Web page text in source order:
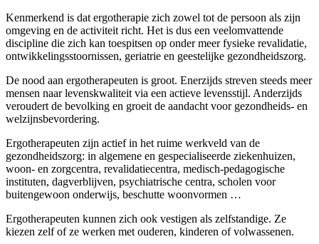
Kenmerkend is dat ergotherapie zich zowel tot de persoon als zijn
omgeving en de activiteit richt. Het is dus een veelomvattende
discipline die zich kan toespitsen op onder meer fysieke revalidatie,
ontwikkelingsstoornissen, geriatrie en geestelijke gezondheidszorg.
De nood aan ergotherapeuten is groot. Enerzijds streven steeds meer
mensen naar levenskwaliteit via een actieve levensstijl. Anderzijds
veroudert de bevolking en groeit de aandacht voor gezondheids- en
welzijnsbevordering.
Ergotherapeuten zijn actief in het ruime werkveld van de
gezondheidszorg: in algemene en gespecialiseerde ziekenhuizen,
woon- en zorgcentra, revalidatiecentra, medisch-pedagogische
instituten, dagverblijven, psychiatrische centra, scholen voor
buitengewoon onderwijs, beschutte woonvormen …
Ergotherapeuten kunnen zich ook vestigen als zelfstandige. Ze
kiezen zelf of ze werken met ouderen, kinderen of volwassenen.